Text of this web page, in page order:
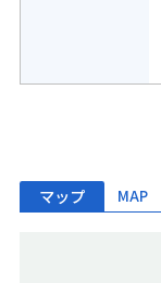
マップ MAP